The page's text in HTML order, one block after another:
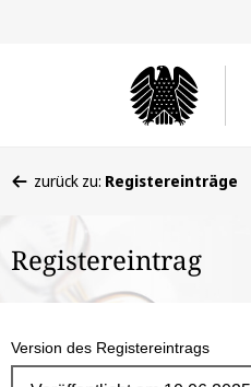
befinden
hier:
zurück zu: Registereinträge
Registereintrag
Version des Registereintrags